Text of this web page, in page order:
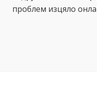
проблем изцяло